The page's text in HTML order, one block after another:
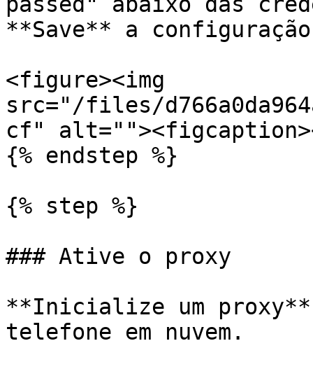
**Save** a
<figure><img
src="/files/
cf"
{% endstep %}
{% step %}
### Ative o proxy
**Inicialize um proxy**
telefone em nuvem.